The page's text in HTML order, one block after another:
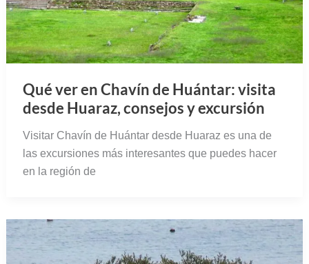
Qué ver en Chavín de Huántar: visita
desde Huaraz, consejos y excursión
Visitar Chavín de Huántar desde Huaraz es una de
las excursiones más interesantes que puedes hacer
en la región de